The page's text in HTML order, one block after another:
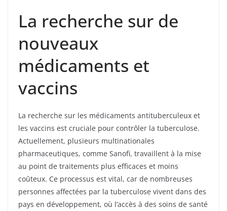
La recherche sur de
nouveaux
médicaments et
vaccins
La recherche sur les médicaments antituberculeux et
les vaccins est cruciale pour contrôler la tuberculose.
Actuellement, plusieurs multinationales
pharmaceutiques, comme Sanofi, travaillent à la mise
au point de traitements plus efficaces et moins
coûteux. Ce processus est vital, car de nombreuses
personnes affectées par la tuberculose vivent dans des
pays en développement, où l’accès à des soins de santé